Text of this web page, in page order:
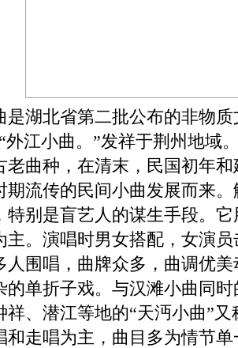
北省第二批公布的非物质
外江小曲。”发祥于荆州地域
老曲种，在清末，民国初年
期流传的民间小曲发展而来
特别是盲艺人的谋生手段。
主。演唱时男女搭配，女演
人围唱，曲牌众多，曲调优
的单折子戏。与汉滩小曲同
祥、潜江等地的“天沔小曲”
和走唱为主，曲目多为情节